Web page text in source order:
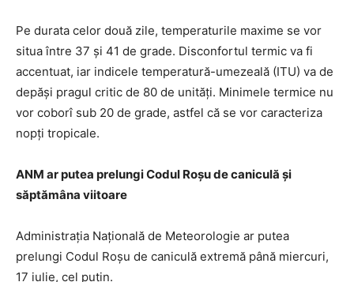
Pe durata celor două zile, temperaturile maxime se vor
situa între 37 și 41 de grade. Disconfortul termic va fi
accentuat, iar indicele temperatură-umezeală (ITU) va de
depăși pragul critic de 80 de unități. Minimele termice nu
vor coborî sub 20 de grade, astfel că se vor caracteriza
nopți tropicale.
ANM ar putea prelungi Codul Roșu de caniculă și
săptămâna viitoare
Administrația Națională de Meteorologie ar putea
prelungi Codul Roșu de caniculă extremă până miercuri,
17 iulie, cel puțin.